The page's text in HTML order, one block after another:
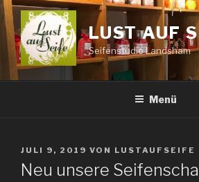
Zum
Inhalt
springen
LUST AUF
Seifenstudio Landsham
Menü
VERÖFFENTLICHT
AM
JULI 9, 2019 VON LUSTAUFSEIFE
Neu unsere